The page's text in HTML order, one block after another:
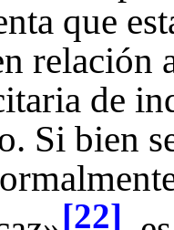
que
relación
de
Si bien
[22]